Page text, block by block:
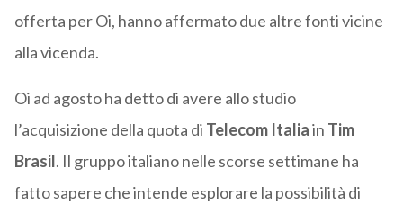
offerta per Oi, hanno affermato due altre fonti vicine
alla vicenda.
Oi ad agosto ha detto di avere allo studio
l’acquisizione della quota di Telecom Italiain Tim
Brasil. Il gruppo italiano nelle scorse settimane ha
fatto sapere che intende esplorare la possibilità di